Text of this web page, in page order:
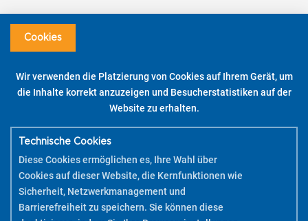
Pintor DIY Sets & Wallets
Bist du bereit, verschiedene Oberflächen und Objekte auf einfache
Weise anzupassen?
Bringe mit den Wallets und DIY-Sets des Pintor Farben in deine
Dekoration zu Hause oder am Arbeitsplatz!
Um dir zu helfen, dein(e) DIY-Set(s) zu benutzen, lade die PDF-
Tutorials herunter.
Pilot Pintor – DIY Bag Kit – Feine Spitze
Cookies
Wir verwenden die Platzierung von Cookies auf Ihrem Gerät, um
die Inhalte korrekt anzuzeigen und Besucherstatistiken auf der
Website zu erhalten.
Technische Cookies
Diese Cookies ermöglichen es, Ihre Wahl über
Cookies auf dieser Website, die Kernfunktionen wie
Sicherheit, Netzwerkmanagement und
Barrierefreiheit zu speichern. Sie können diese